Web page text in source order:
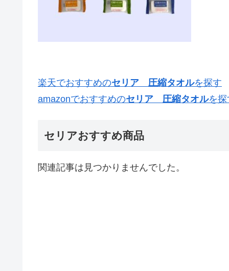
楽天でおすすめのセリア 圧縮タオルを探す
amazonでおすすめのセリア 圧縮タオルを探
セリアおすすめ商品
関連記事は見つかりませんでした。